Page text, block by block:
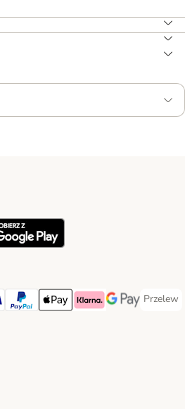
Method
Method
PayPal Payment Method
Apple Pay Payment Method
Klarna Payment Method
Google Pay
Przelew
Przelew
Shipping Method
Method